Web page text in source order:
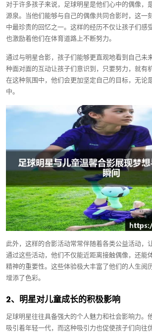
对于许多孩子来说，足球明星是他们心中的偶像，
源泉。当他们能够与自己的偶像共同合影时，这一
中最珍贵的回忆之一。这样的经历不仅让孩子们感
也激励着他们在体育道路上不断努力。
通过与明星合影，孩子们能够更直观地看到自己未
种面对面的互动让孩子们意识到，只要努力，就有
在这种氛围中，他们会更加坚定自己的目标，无论
中。
此外，这样的合影活动常常伴随着各类公益活动，
通过这些活动，他们不仅能近距离接触偶像，还能
精神的重要性。这些体验极大丰富了他们的人生阅
增添了色彩。
2、明星对儿童成长的积极影响
足球明星往往具备强大的个人魅力和社会影响力。
吸引着年轻一代，而这种吸引力也促使孩子们向往